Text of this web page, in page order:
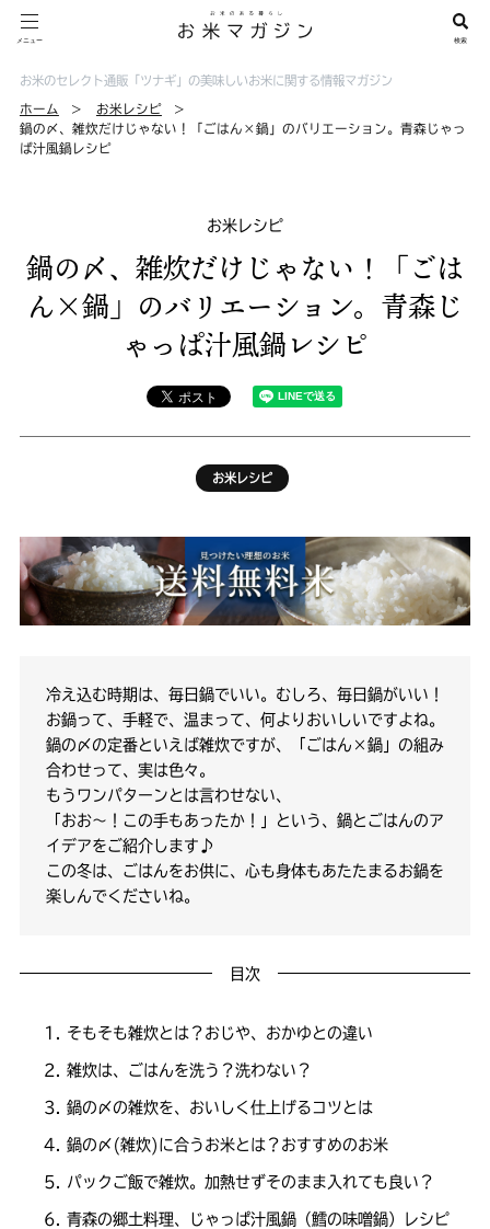
お米のセレクト通販「ツナギ」の美味しいお米に関する情報マガジン
ホーム
お米レシピ
鍋の〆、雑炊だけじゃない！「ごはん×鍋」のバリエーション。青森じゃっ
ぱ汁風鍋レシピ
お米レシピ
鍋の〆、雑炊だけじゃない！「ごは
ん×鍋」のバリエーション。青森じ
ゃっぱ汁風鍋レシピ
お米レシピ
冷え込む時期は、毎日鍋でいい。むしろ、毎日鍋がいい！
お鍋って、手軽で、温まって、何よりおいしいですよね。
鍋の〆の定番といえば雑炊ですが、「ごはん×鍋」の組み
合わせって、実は色々。
もうワンパターンとは言わせない、
「おお～！この手もあったか！」という、鍋とごはんのア
イデアをご紹介します♪
この冬は、ごはんをお供に、心も身体もあたたまるお鍋を
楽しんでくださいね。
目次
そもそも雑炊とは？おじや、おかゆとの違い
雑炊は、ごはんを洗う？洗わない？
鍋の〆の雑炊を、おいしく仕上げるコツとは
鍋の〆(雑炊)に合うお米とは？おすすめのお米
パックご飯で雑炊。加熱せずそのまま入れても良い？
青森の郷土料理、じゃっぱ汁風鍋（鱈の味噌鍋）レシピ